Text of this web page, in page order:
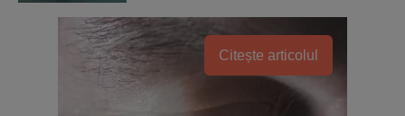
Citește articolul